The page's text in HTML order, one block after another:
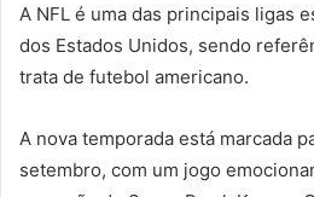
A NFL é uma das principais ligas
dos Estados Unidos, sendo
trata de futebol americano.
A nova temporada está marcada
setembro, com um jogo